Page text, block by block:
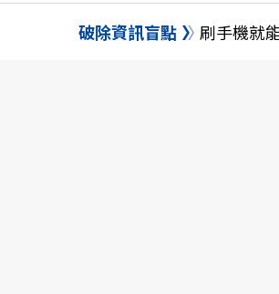
世
破除資訊盲點 刷手機就